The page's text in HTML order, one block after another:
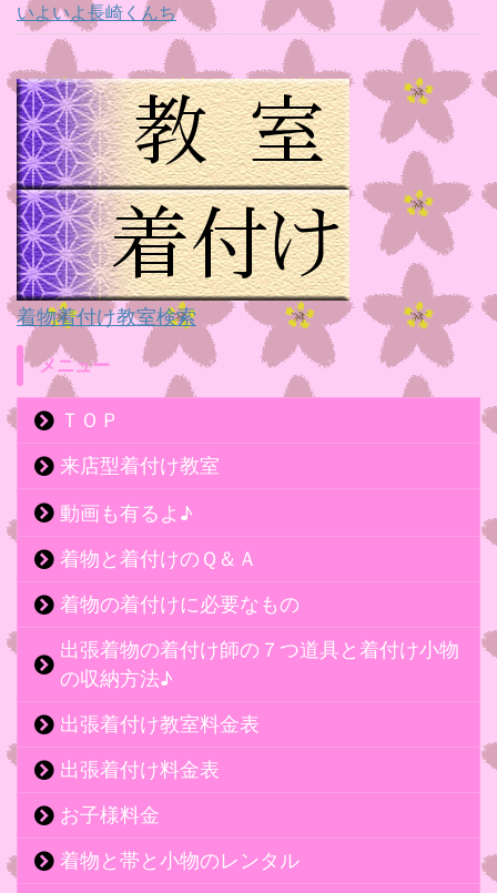
いよいよ長崎くんち
着物着付け教室検索
メニュー
ＴＯＰ
来店型着付け教室
動画も有るよ♪
着物と着付けのＱ＆Ａ
着物の着付けに必要なもの
出張着物の着付け師の７つ道具と着付け小物
の収納方法♪
出張着付け教室料金表
出張着付け料金表
お子様料金
着物と帯と小物のレンタル